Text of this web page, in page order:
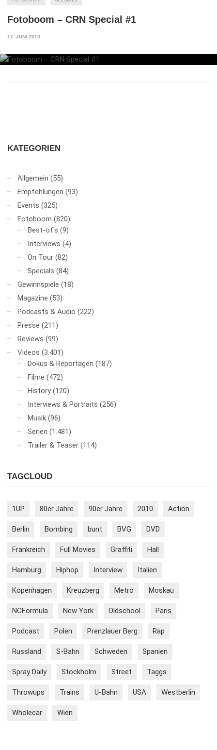
Fotoboom – CRN Special #1
17. JUNI 2010
KATEGORIEN
Allgemein (55)
Empfehlungen (93)
Events (325)
Fotoboom (820)
Best-of's (9)
Interviews (4)
On Tour (82)
Specials (84)
Gewinnspiele (18)
Magazine (53)
Podcasts & Audio (222)
Presse (211)
Reviews (99)
Videos (3.401)
Dokus & Reportagen (187)
Filme (472)
History (120)
Interviews & Portraits (256)
Musik (96)
Serien (1.481)
Trailer & Teaser (114)
TAGCLOUD
1UP 80er Jahre 90er Jahre 2010 Action
Berlin Bombing bunt BVG DVD
Frankreich Full Movies Graffiti Hall
Hamburg Hiphop Interview Italien
Kopenhagen Kreuzberg Metro Moskau
NCFormula New York Oldschool Paris
Podcast Polen Prenzlauer Berg Rap
Russland S-Bahn Schweden Spanien
Spray Daily Stockholm Street Taggs
Throwups Trains U-Bahn USA Westberlin
Wholecar Wien